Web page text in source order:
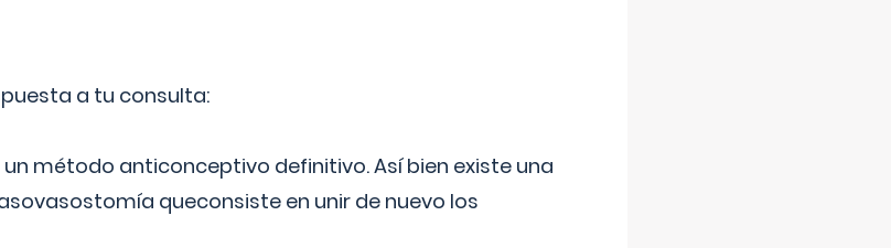
a tu consulta:
método anticonceptivo definitivo. Así bien existe una
queconsiste en unir de nuevo los